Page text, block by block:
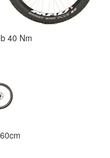
40 Nm